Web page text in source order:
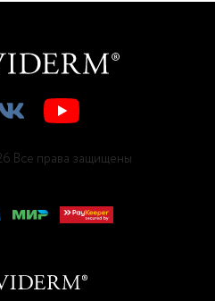
Все права защищены